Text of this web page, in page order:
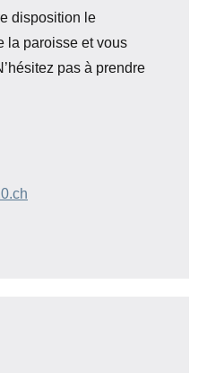
disposition le
la paroisse et vous
pas à prendre